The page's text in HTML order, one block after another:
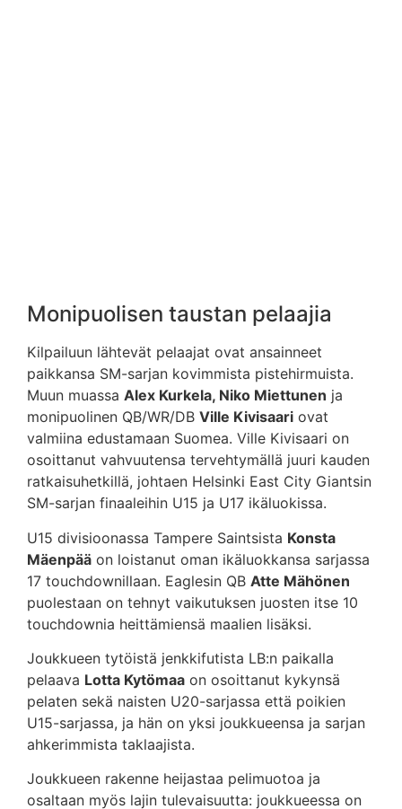
Monipuolisen taustan pelaajia
Kilpailuun lähtevät pelaajat ovat ansainneet
paikkansa SM-sarjan kovimmista pistehirmuista.
Muun muassa Alex Kurkela, Niko Miettunen ja
monipuolinen QB/WR/DB Ville Kivisaari ovat
valmiina edustamaan Suomea. Ville Kivisaari on
osoittanut vahvuutensa tervehtymällä juuri kauden
ratkaisuhetkillä, johtaen Helsinki East City Giantsin
SM-sarjan finaaleihin U15 ja U17 ikäluokissa.
U15 divisioonassa Tampere Saintsista Konsta
Mäenpää on loistanut oman ikäluokkansa sarjassa
17 touchdownillaan. Eaglesin QB Atte Mähönen
puolestaan on tehnyt vaikutuksen juosten itse 10
touchdownia heittämiensä maalien lisäksi.
Joukkueen tytöistä jenkkifutista LB:n paikalla
pelaava Lotta Kytömaa on osoittanut kykynsä
pelaten sekä naisten U20-sarjassa että poikien
U15-sarjassa, ja hän on yksi joukkueensa ja sarjan
ahkerimmista taklaajista.
Joukkueen rakenne heijastaa pelimuotoa ja
osaltaan myös lajin tulevaisuutta: joukkueessa on